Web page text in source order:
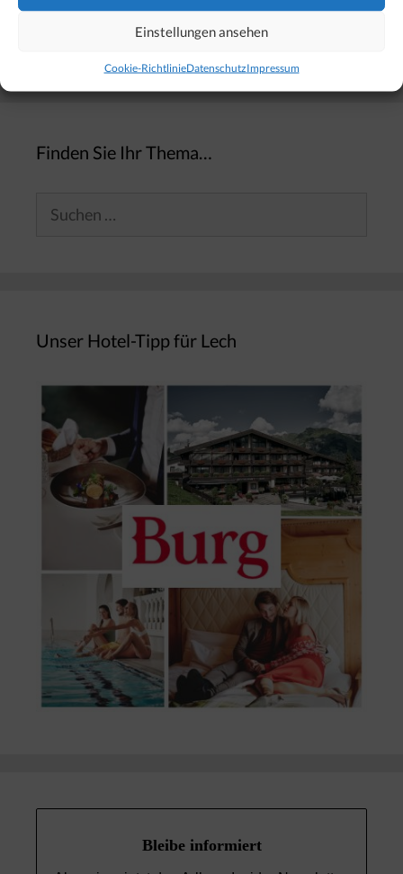
Einstellungen ansehen
Cookie-RichtlinieDatenschutzImpressum
Veranstaltungen & Termine
Finden Sie Ihr Thema…
Unser Hotel-Tipp für Lech
Bleibe informiert